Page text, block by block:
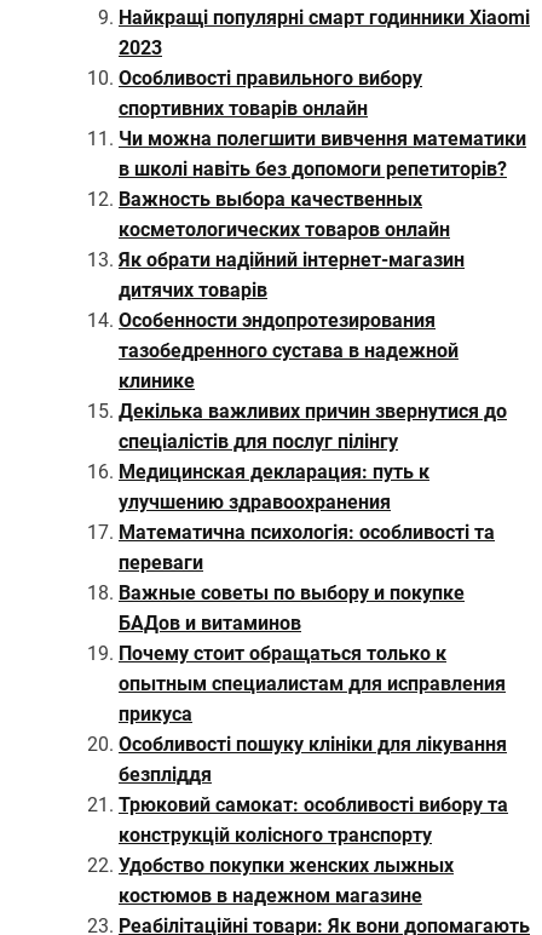
Найкращі популярні смарт годинники Xiaomi
2023
Особливості правильного вибору
спортивних товарів онлайн
Чи можна полегшити вивчення математики
в школі навіть без допомоги репетиторів?
Важность выбора качественных
косметологических товаров онлайн
Як обрати надійний інтернет-магазин
дитячих товарів
Особенности эндопротезирования
тазобедренного сустава в надежной
клинике
Декілька важливих причин звернутися до
спеціалістів для послуг пілінгу
Медицинская декларация: путь к
улучшению здравоохранения
Математична психологія: особливості та
переваги
Важные советы по выбору и покупке
БАДов и витаминов
Почему стоит обращаться только к
опытным специалистам для исправления
прикуса
Особливості пошуку клініки для лікування
безпліддя
Трюковий самокат: особливості вибору та
конструкцій колісного транспорту
Удобство покупки женских лыжных
костюмов в надежном магазине
Реабілітаційні товари: Як вони допомагають